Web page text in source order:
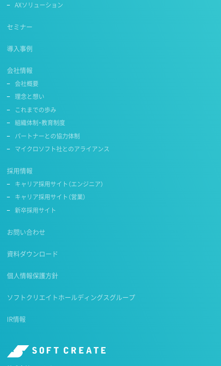
AXソリューション
セミナー
導入事例
会社情報
会社概要
理念と想い
これまでの歩み
組織体制・教育制度
パートナーとの協力体制
マイクロソフト社とのアライアンス
採用情報
キャリア採用サイト（エンジニア）
キャリア採用サイト（営業）
新卒採用サイト
お問い合わせ
資料ダウンロード
個人情報保護方針
ソフトクリエイトホールディングスグループ
IR情報